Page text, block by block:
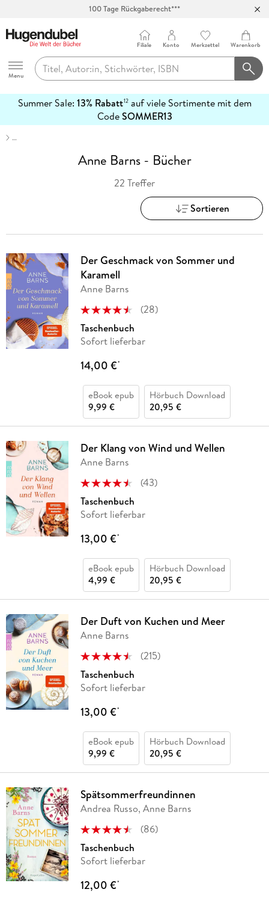
Hugendubel
Menu
Filiale Konto Merkzettel Warenkorb
Summer Sale: 13% Rabatt12auf viele Sortimente mit dem
CodeSOMMER13
erfahren
…
Anne Barns - Bücher
22 Treffer
Sortieren
Der Geschmack von Sommer und
Karamell
Anne Barns
(28)
Taschenbuch
Sofort lieferbar
14,00 €*
eBook epub
9,99 €
Hörbuch Download
20,95 €
Der Klang von Wind und Wellen
Anne Barns
(43)
Taschenbuch
Sofort lieferbar
13,00 €*
eBook epub
4,99 €
Hörbuch Download
20,95 €
Der Duft von Kuchen und Meer
Anne Barns
(215)
Taschenbuch
Sofort lieferbar
13,00 €*
eBook epub
9,99 €
Hörbuch Download
20,95 €
Spätsommerfreundinnen
Andrea Russo, Anne Barns
(86)
Taschenbuch
Sofort lieferbar
12,00 €*